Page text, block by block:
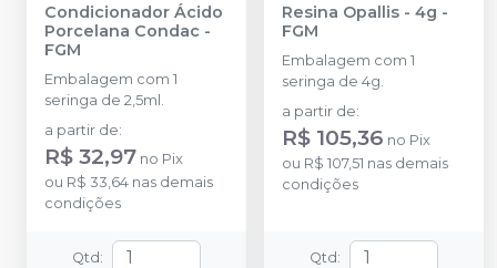
Condicionador Ácido
Porcelana Condac -
FGM
Embalagem com 1
seringa de 2,5ml.
a partir de:
R$ 32,97 no Pix
ou R$ 33,64 nas demais
condições
Qtd :
Resina Opallis - 4g -
FGM
Embalagem com 1
seringa de 4g.
a partir de:
R$ 105,36 no Pix
ou R$ 107,51 nas demais
condições
Qtd :